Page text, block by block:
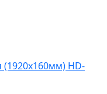
(1920x160мм) HD-